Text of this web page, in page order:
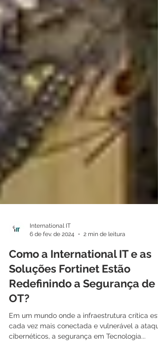
6 de fev. de 2024
2 min de leitura
Como a International IT e as
Soluções Fortinet Estão
Redefinindo a Segurança de
OT?
Em um mundo onde a infraestrutura crítica